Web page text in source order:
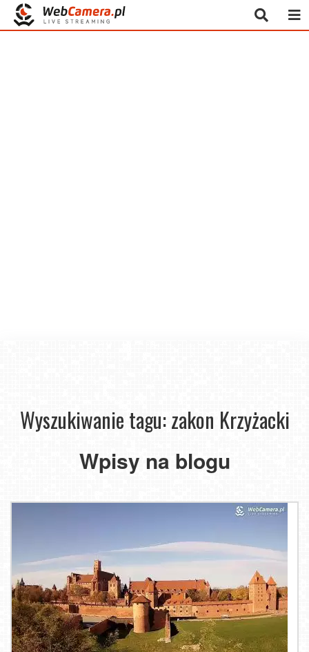
Wyszukiwanie tagu: zakon Krzyżacki
Wpisy na blogu